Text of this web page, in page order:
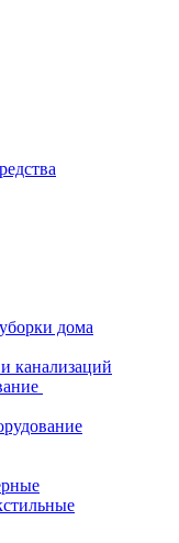
дома
канализаций